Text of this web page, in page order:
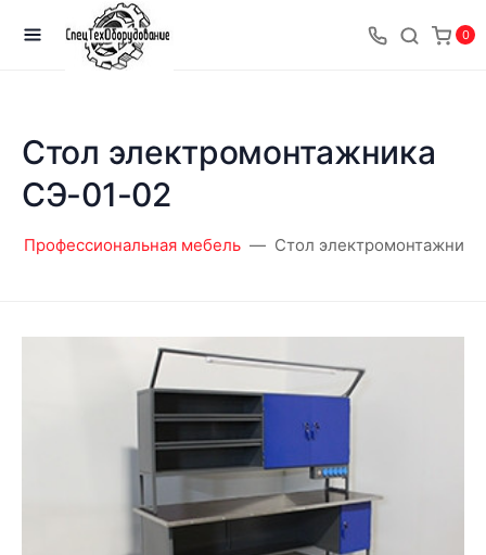
0
Стол электромонтажника
СЭ-01-02
Профессиональная мебель Стол